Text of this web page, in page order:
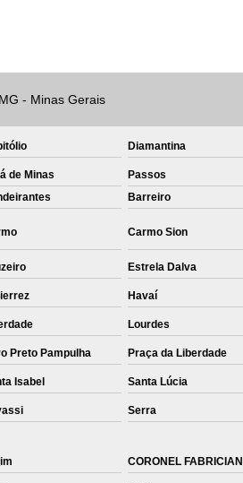
Private Label Camisetas
Private Label de Camisetas
Private Label Têxtil
Sublimação
Sublimação de Camisetas
Sublimação de Estampa em
Sublimação em Camisetas de
Sublimação em Tecido
Sublimação para
MG - Minas Gerais
Diamantina
de Minas Passos
Barreiro
Carmo Sion
Estrela Dalva
Havaí
Lourdes
Preto Pampulha Praça da Liberdade
Isabel Santa Lúcia
Serra
CORONEL